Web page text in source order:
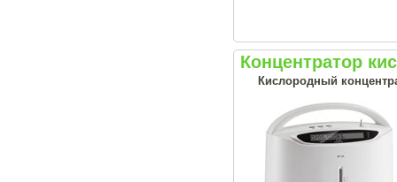
Концентратор
Кислородный